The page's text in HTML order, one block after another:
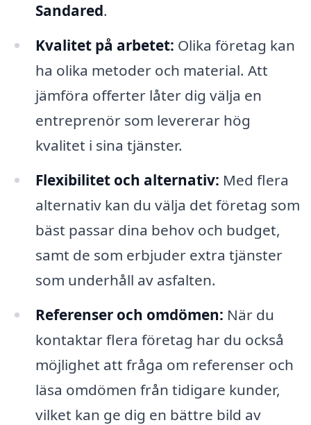
Sandared.
Kvalitet på arbetet: Olika företag kan
ha olika metoder och material. Att
jämföra offerter låter dig välja en
entreprenör som levererar hög
kvalitet i sina tjänster.
Flexibilitet och alternativ: Med flera
alternativ kan du välja det företag som
bäst passar dina behov och budget,
samt de som erbjuder extra tjänster
som underhåll av asfalten.
Referenser och omdömen: När du
kontaktar flera företag har du också
möjlighet att fråga om referenser och
läsa omdömen från tidigare kunder,
vilket kan ge dig en bättre bild av